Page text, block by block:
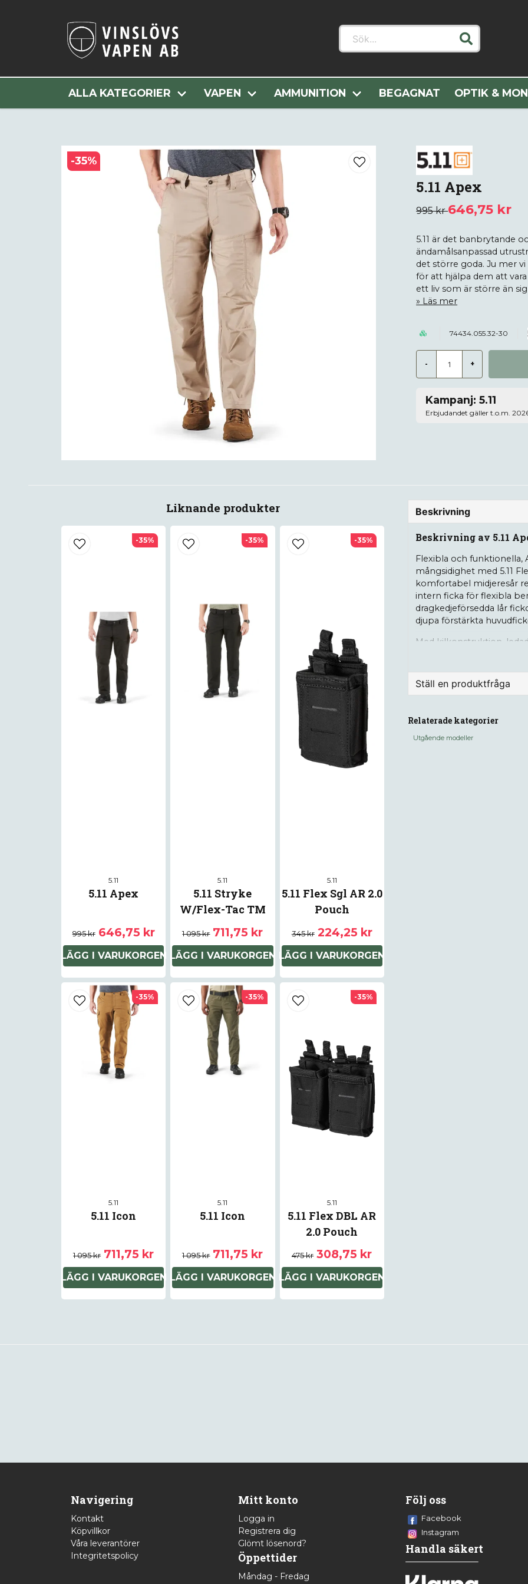
Sök...
ALLA KATEGORIER VAPEN AMMUNITION BEGAGNAT OPTIK &
Hem Alla Kategorier Utgående modeller 5.11 Apex
-35%
5.11 Apex
995 kr646,75 kr
5.11 är det banbrytande
ändamålsanpassad
det större goda. Ju mer
för att hjälpa dem att
ett liv som är större än sig
Läs mer
74434.055.32-30
- +
Kampanj: 5.11
Erbjudandet gäller t.o.m.
Liknande produkter
5.11
5.11 Apex
995 kr 646,75 kr
LÄGG I VARUKORGEN
-35%
5.11
5.11 Stryke
W/Flex-Tac TM
1 095 kr 711,75 kr
LÄGG I VARUKORGEN
-35%
5.11
5.11 Flex Sgl AR 2.0
Pouch
345 kr 224,25 kr
LÄGG I VARUKORGEN
-35%
5.11
5.11 Icon
1 095 kr 711,75 kr
LÄGG I VARUKORGEN
-35%
5.11
5.11 Icon
1 095 kr 711,75 kr
LÄGG I VARUKORGEN
-35%
5.11
5.11 Flex DBL AR
2.0 Pouch
475 kr 308,75 kr
LÄGG I VARUKORGEN
-35%
Beskrivning
Beskrivning av 5.11
Flexibla och funktionella,
mångsidighet med 5.11
komfortabel midjeresår
intern ficka för flexibla
dragkedjeförsedda lår
djupa förstärkta
Med kilkonstruktion,
jordavvisning, är de
Information
Ställ en produktfråga
Fråga oss något om
Relaterade kategorier
Utgående modeller
Navigering
Kontakt
Köpvillkor
Våra leverantörer
Integritetspolicy
Mitt konto
Logga in
Registrera dig
Glömt lösenord?
Öppettider
Måndag - Fredag
Följ oss
Facebook
Instagram
Handla säkert